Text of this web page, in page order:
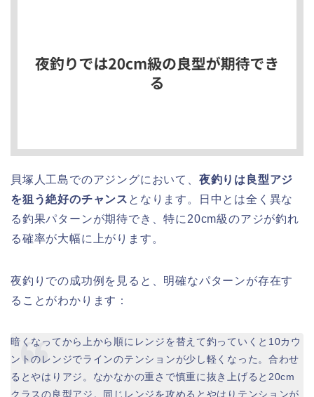
貝塚人工島でのアジングにおいて、 夜釣りは良型アジ
を狙う絶好のチャンス となります。日中とは全く異な
る釣果パターンが期待でき、特に20cm級のアジが釣れ
る確率が大幅に上がります。
夜釣りでの成功例を見ると、明確なパターンが存在す
ることがわかります：
暗くなってから上から順にレンジを替えて釣っていくと10カウ
ントのレンジでラインのテンションが少し軽くなった。合わせ
るとやはりアジ。なかなかの重さで慎重に抜き上げると20cm
クラスの良型アジ。同じレンジを攻めるとやはりテンションが